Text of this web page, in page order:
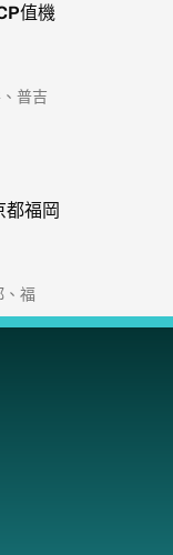
值機
普吉
福岡
福